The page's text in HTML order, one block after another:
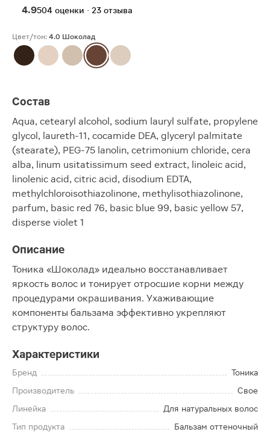
4.9504 оценки · 23 отзыва
Цвет/тон: 4.0 Шоколад
Состав
Aqua, cetearyl alcohol, sodium lauryl sulfate, propylene
glycol, laureth-11, cocamide DEA, glyceryl palmitate
(stearate), PEG-75 lanolin, cetrimonium chloride, cera
alba, linum usitatissimum seed extract, linoleic acid,
linolenic acid, citric acid, disodium EDTA,
methylchloroisothiazolinone, methylisothiazolinone,
parfum, basic red 76, basic blue 99, basic yellow 57,
disperse violet 1
Описание
Тоника «Шоколад» идеально восстанавливает
яркость волос и тонирует отросшие корни между
процедурами окрашивания. Ухаживающие
компоненты бальзама эффективно укрепляют
структуру волос.
Характеристики
Бренд
Тоника
Производитель
Свое
Линейка
Для натуральных волос
Тип продукта
Бальзам оттеночный